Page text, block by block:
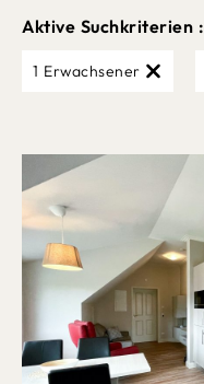
Aktive Suchkriterien :
1 Erwachsener